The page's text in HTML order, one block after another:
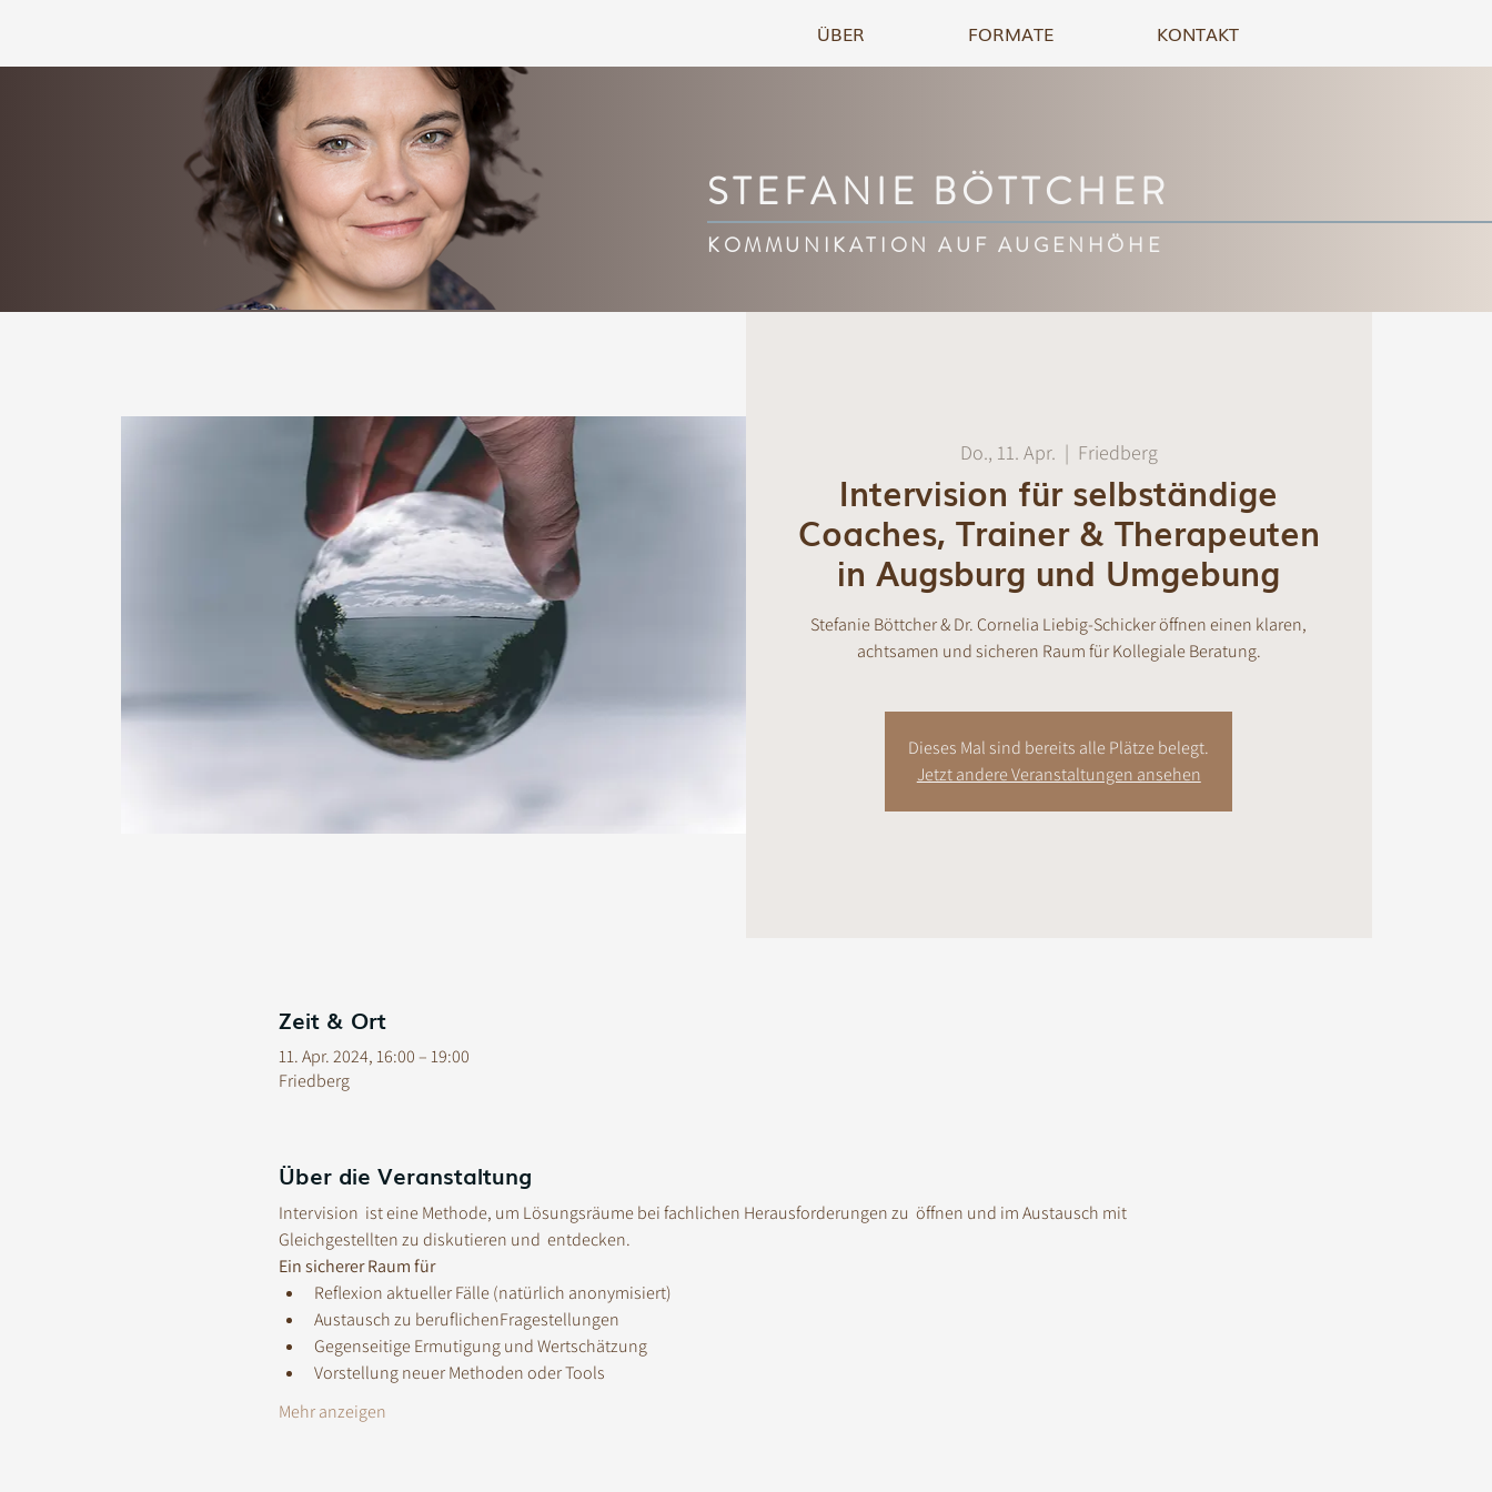
ÜBER FORMATE KONTAKT
STEFANIE BÖTTCHER
KOMMUNIKATION AUF AUGENHÖHE
Do., 11. Apr.
  |
Friedberg
Intervision für selbständige
Coaches, Trainer & Therapeuten
in Augsburg und Umgebung
Stefanie Böttcher & Dr. Cornelia Liebig-Schicker öffnen einen klaren,
achtsamen und sicheren Raum für Kollegiale Beratung.
Dieses Mal sind bereits alle Plätze belegt.
Jetzt andere Veranstaltungen ansehen
Zeit & Ort
11. Apr. 2024, 16:00 – 19:00
Friedberg
Über die Veranstaltung
Intervision  ist eine Methode, um Lösungsräume bei fachlichen Herausforderungen zu  öffnen und im Austausch mit
Gleichgestellten zu diskutieren und  entdecken.
Ein sicherer Raum für
Reflexion aktueller Fälle (natürlich anonymisiert)
Austausch zu beruflichenFragestellungen
Gegenseitige Ermutigung und Wertschätzung
Vorstellung neuer Methoden oder Tools
Mehr anzeigen